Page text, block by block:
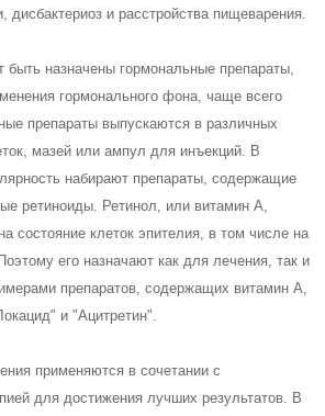
дисбактериоз и расстройства пищеварения.
быть назначены гормональные препараты,
гормонального фона, чаще всего
препараты выпускаются в различных
мазей или ампул для инъекций. В
набирают препараты, содержащие
ретиноиды. Ретинол, или витамин А,
состояние клеток эпителия, в том числе на
его назначают как для лечения, так и
препаратов, содержащих витамин А,
и "Ацитретин".
применяются в сочетании с
для достижения лучших результатов. В